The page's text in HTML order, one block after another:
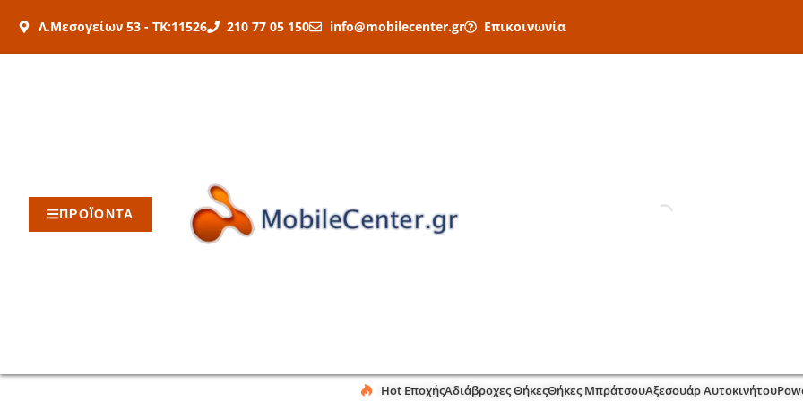
στο
Λ.Μεσογείων 53 - ΤΚ:11526 210 77 05 150 info@mobilecenter.gr Επικοινωνία
ΠΡΟΪΟΝΤΑ
Hot ΕποχήςΑδιάβροχες ΘήκεςΘήκες ΜπράτσουΑξεσουάρ Αυτοκινήτου